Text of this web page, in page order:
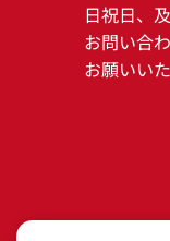
日祝日、
お問い合
お願いい